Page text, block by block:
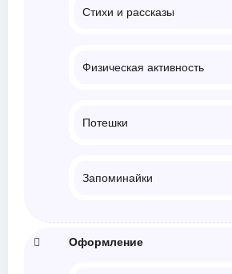
Стихи и рассказы
Физическая активность
Потешки
Запоминайки
Оформление